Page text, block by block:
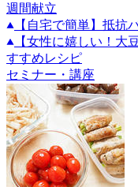
週間献立
【自宅で簡単】抵抗
【女性に嬉しい！大
すすめレシピ
セミナー・講座